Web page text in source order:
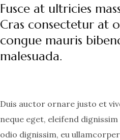
Fusce at ultricies
Cras consectetur at
congue mauris
malesuada.
Duis auctor ornare justo et
neque eget, eleifend
odio dignissim, eu